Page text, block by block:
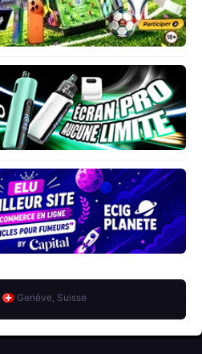
Genève, Suisse